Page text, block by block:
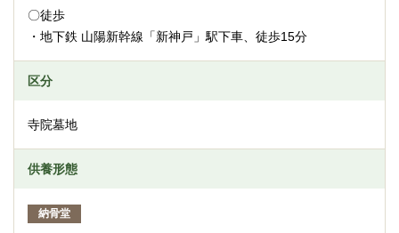
〇徒歩
・地下鉄 山陽新幹線「新神戸」駅下車、徒歩15分
区分
寺院墓地
供養形態
納骨堂